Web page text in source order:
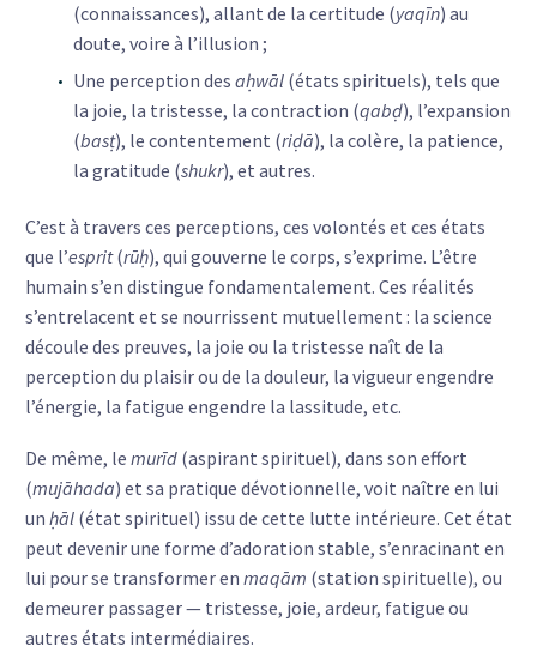
(connaissances), allant de la certitude (yaqīn) au
doute, voire à l’illusion ;
Une perception des aḥwāl (états spirituels), tels que
la joie, la tristesse, la contraction (qabḍ), l’expansion
(basṭ), le contentement (riḍā), la colère, la patience,
la gratitude (shukr), et autres.
C’est à travers ces perceptions, ces volontés et ces états
que l’esprit(rūḥ), qui gouverne le corps, s’exprime. L’être
humain s’en distingue fondamentalement. Ces réalités
s’entrelacent et se nourrissent mutuellement : la science
découle des preuves, la joie ou la tristesse naît de la
perception du plaisir ou de la douleur, la vigueur engendre
l’énergie, la fatigue engendre la lassitude, etc.
De même, le murīd (aspirant spirituel), dans son effort
(mujāhada) et sa pratique dévotionnelle, voit naître en lui
un ḥāl (état spirituel) issu de cette lutte intérieure. Cet état
peut devenir une forme d’adoration stable, s’enracinant en
lui pour se transformer en maqām (station spirituelle), ou
demeurer passager — tristesse, joie, ardeur, fatigue ou
autres états intermédiaires.